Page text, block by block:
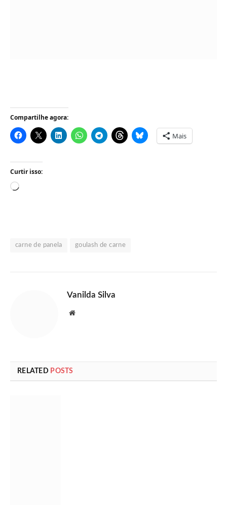
Compartilhe agora:
Mais
Curtir isso:
Carregando...
carne de panela goulash de carne
Vanilda Silva
Website
RELATED POSTS